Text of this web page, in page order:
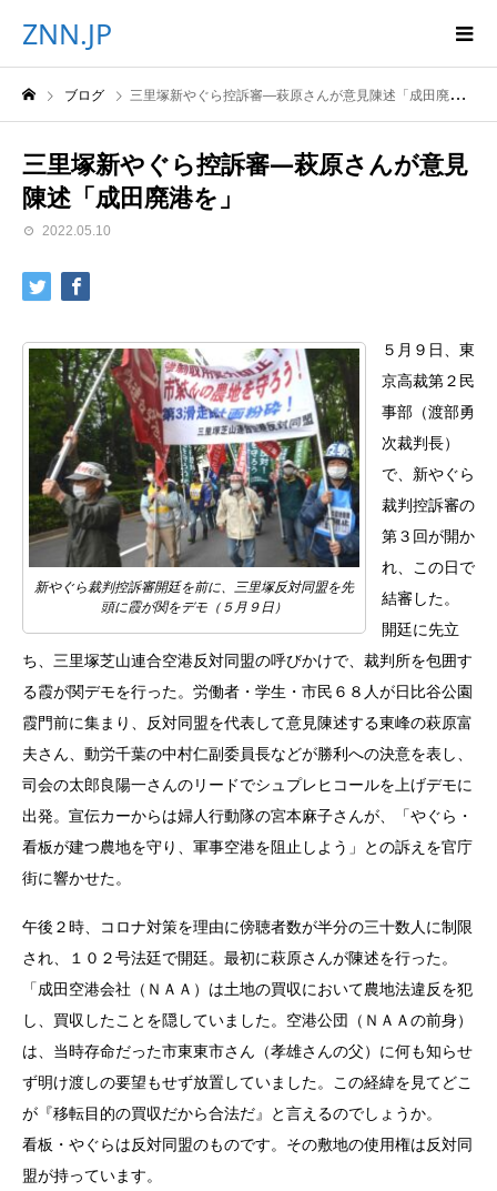
ZNN.JP
ブログ 三里塚新やぐら控訴審―萩原さんが意見陳述「成田廃港を」
三里塚新やぐら控訴審―萩原さんが意見
陳述「成田廃港を」
2022.05.10
新やぐら裁判控訴審開廷を前に、三里塚反対同盟を先
頭に霞が関をデモ（５月９日）
５月９日、東
京高裁第２民
事部（渡部勇
次裁判長）
で、新やぐら
裁判控訴審の
第３回が開か
れ、この日で
結審した。
開廷に先立
ち、三里塚芝山連合空港反対同盟の呼びかけで、裁判所を包囲す
る霞が関デモを行った。労働者・学生・市民６８人が日比谷公園
霞門前に集まり、反対同盟を代表して意見陳述する東峰の萩原富
夫さん、動労千葉の中村仁副委員長などが勝利への決意を表し、
司会の太郎良陽一さんのリードでシュプレヒコールを上げデモに
出発。宣伝カーからは婦人行動隊の宮本麻子さんが、「やぐら・
看板が建つ農地を守り、軍事空港を阻止しよう」との訴えを官庁
街に響かせた。
午後２時、コロナ対策を理由に傍聴者数が半分の三十数人に制限
され、１０２号法廷で開廷。最初に萩原さんが陳述を行った。
「成田空港会社（ＮＡＡ）は土地の買収において農地法違反を犯
し、買収したことを隠していました。空港公団（ＮＡＡの前身）
は、当時存命だった市東東市さん（孝雄さんの父）に何も知らせ
ず明け渡しの要望もせず放置していました。この経緯を見てどこ
が『移転目的の買収だから合法だ』と言えるのでしょうか。
看板・やぐらは反対同盟のものです。その敷地の使用権は反対同
盟が持っています。